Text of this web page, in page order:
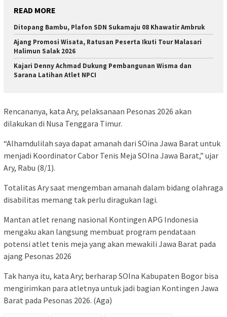
READ MORE
Ditopang Bambu, Plafon SDN Sukamaju 08 Khawatir Ambruk
Ajang Promosi Wisata, Ratusan Peserta Ikuti Tour Malasari
Halimun Salak 2026
Kajari Denny Achmad Dukung Pembangunan Wisma dan
Sarana Latihan Atlet NPCI
Rencananya, kata Ary, pelaksanaan Pesonas 2026 akan
dilakukan di Nusa Tenggara Timur.
“Alhamdulilah saya dapat amanah dari SOina Jawa Barat untuk
menjadi Koordinator Cabor Tenis Meja SOIna Jawa Barat,” ujar
Ary, Rabu (8/1).
Totalitas Ary saat mengemban amanah dalam bidang olahraga
disabilitas memang tak perlu diragukan lagi.
Mantan atlet renang nasional Kontingen APG Indonesia
mengaku akan langsung membuat program pendataan
potensi atlet tenis meja yang akan mewakili Jawa Barat pada
ajang Pesonas 2026
Tak hanya itu, kata Ary; berharap SOIna Kabupaten Bogor bisa
mengirimkan para atletnya untuk jadi bagian Kontingen Jawa
Barat pada Pesonas 2026. (Aga)